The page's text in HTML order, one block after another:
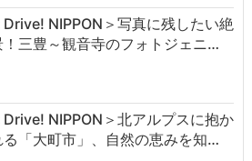
Drive! NIPPON＞写真に残したい絶
！三豊～観音寺のフォトジェニ…
Drive! NIPPON＞北アルプスに抱か
る「大町市」、自然の恵みを知…